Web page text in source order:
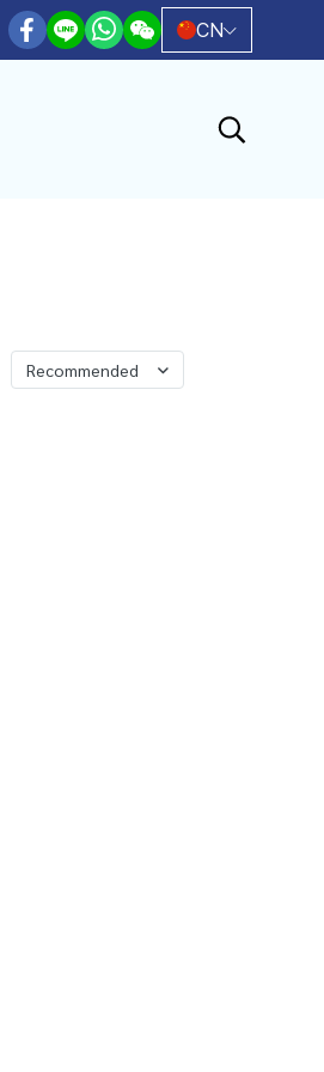
CN
Recommended